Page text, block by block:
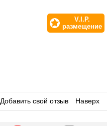
V.I.P.
размещение
Добавить свой отзыв Наверх